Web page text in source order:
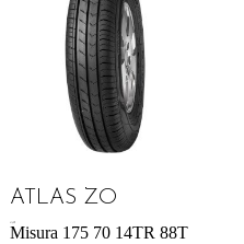
ATLAS ZO
Misura 175 70 14TR 88T